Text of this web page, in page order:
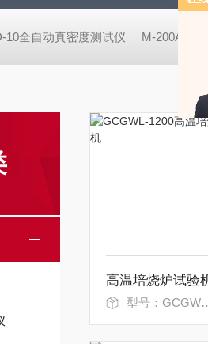
10全自动真密度测试仪 M-200A微
高温培烧炉试验
型号：GCGWL-1200